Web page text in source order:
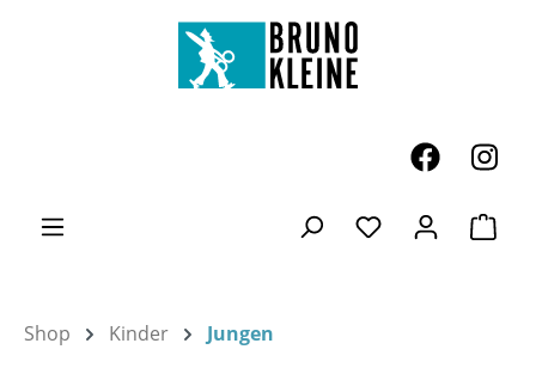
Zum Hauptinhalt springen
Du hast 0
Shop Kinder Jungen